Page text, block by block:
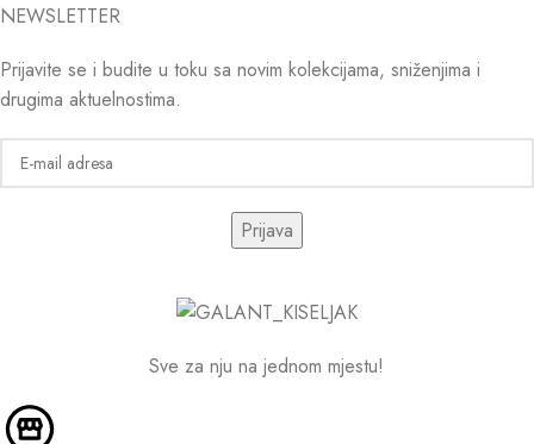
NEWSLETTER
Prijavite se i budite u toku sa novim kolekcijama, sniženjima i
drugima aktuelnostima.
Sve za nju na jednom mjestu!